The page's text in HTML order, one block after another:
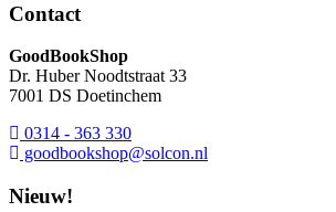
Contact
GoodBookShop
Dr. Huber Noodtstraat 33
7001 DS Doetinchem
0314 - 363 330
goodbookshop@solcon.nl
Nieuw!